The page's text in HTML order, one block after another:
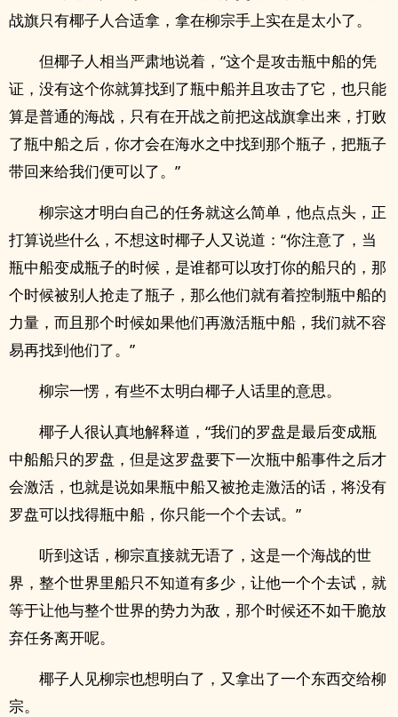
战旗只有椰子人合适拿，拿在柳宗手上实在是太小了。
但椰子人相当严肃地说着，“这个是攻击瓶中船的凭
证，没有这个你就算找到了瓶中船并且攻击了它，也只能
算是普通的海战，只有在开战之前把这战旗拿出来，打败
了瓶中船之后，你才会在海水之中找到那个瓶子，把瓶子
带回来给我们便可以了。”
柳宗这才明白自己的任务就这么简单，他点点头，正
打算说些什么，不想这时椰子人又说道：“你注意了，当
瓶中船变成瓶子的时候，是谁都可以攻打你的船只的，那
个时候被别人抢走了瓶子，那么他们就有着控制瓶中船的
力量，而且那个时候如果他们再激活瓶中船，我们就不容
易再找到他们了。”
柳宗一愣，有些不太明白椰子人话里的意思。
椰子人很认真地解释道，“我们的罗盘是最后变成瓶
中船船只的罗盘，但是这罗盘要下一次瓶中船事件之后才
会激活，也就是说如果瓶中船又被抢走激活的话，将没有
罗盘可以找得瓶中船，你只能一个个去试。”
听到这话，柳宗直接就无语了，这是一个海战的世
界，整个世界里船只不知道有多少，让他一个个去试，就
等于让他与整个世界的势力为敌，那个时候还不如干脆放
弃任务离开呢。
椰子人见柳宗也想明白了，又拿出了一个东西交给柳
宗。